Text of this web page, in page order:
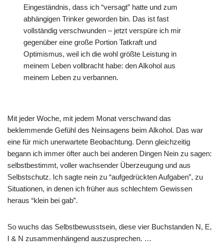
Eingeständnis, dass ich “versagt” hatte und zum
abhängigen Trinker geworden bin. Das ist fast
vollständig verschwunden – jetzt verspüre ich mir
gegenüber eine große Portion Tatkraft und
Optimismus, weil ich die wohl größte Leistung in
meinem Leben vollbracht habe: den Alkohol aus
meinem Leben zu verbannen.
Mit jeder Woche, mit jedem Monat verschwand das
beklemmende Gefühl des Neinsagens beim Alkohol. Das war
eine für mich unerwartete Beobachtung. Denn gleichzeitig
begann ich immer öfter auch bei anderen Dingen Nein zu sagen:
selbstbestimmt, voller wachsender Überzeugung und aus
Selbstschutz. Ich sagte nein zu “aufgedrückten Aufgaben”, zu
Situationen, in denen ich früher aus schlechtem Gewissen
heraus “klein bei gab”.
So wuchs das Selbstbewusstsein, diese vier Buchstanden N, E,
I & N zusammenhängend auszusprechen. …